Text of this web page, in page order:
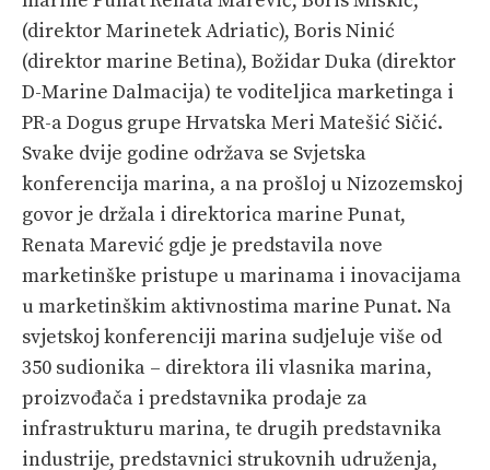
(direktor Marinetek Adriatic), Boris Ninić
(direktor marine Betina), Božidar Duka (direktor
D-Marine Dalmacija) te voditeljica marketinga i
PR-a Dogus grupe Hrvatska Meri Matešić Sičić.
Svake dvije godine održava se Svjetska
konferencija marina, a na prošloj u Nizozemskoj
govor je držala i direktorica marine Punat,
Renata Marević gdje je predstavila nove
marketinške pristupe u marinama i inovacijama
u marketinškim aktivnostima marine Punat. Na
svjetskoj konferenciji marina sudjeluje više od
350 sudionika – direktora ili vlasnika marina,
proizvođača i predstavnika prodaje za
infrastrukturu marina, te drugih predstavnika
industrije, predstavnici strukovnih udruženja,